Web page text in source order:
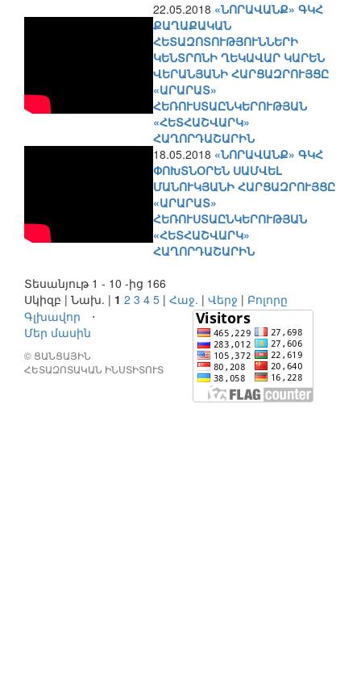
22.05.2018 «ՆՈՐԱՎԱՆՔ» ԳԿՀ
ՔԱՂԱՔԱԿԱՆ
ՀԵՏԱԶՈՏՈՒԹՅՈՒՆՆԵՐԻ
ԿԵՆՏՐՈՆԻ ՂԵԿԱՎԱՐ ԿԱՐԵՆ
ՎԵՐԱՆՅԱՆԻ ՀԱՐՑԱԶՐՈՒՅՑԸ
«ԱՐԱՐԱՏ»
ՀԵՌՈՒՍՏԱԸՆԿԵՐՈՒԹՅԱՆ
«ՀԵՏՀԱՇՎԱՐԿ»
ՀԱՂՈՐԴԱՇԱՐԻՆ
18.05.2018 «ՆՈՐԱՎԱՆՔ» ԳԿՀ
ՓՈԽՏՆՕՐԵՆ ՍԱՄՎԵԼ
ՄԱՆՈՒԿՅԱՆԻ ՀԱՐՑԱԶՐՈՒՅՑԸ
«ԱՐԱՐԱՏ»
ՀԵՌՈՒՍՏԱԸՆԿԵՐՈՒԹՅԱՆ
«ՀԵՏՀԱՇՎԱՐԿ»
ՀԱՂՈՐԴԱՇԱՐԻՆ
Տեսանյութ 1 - 10 -ից 166
Սկիզբ | Նախ. | 1 2 3 4 5 | Հաջ. | Վերջ | Բոլորը
Գլխավոր
⋅
Մեր մասին
© ՑԱՆՑԱՅԻՆ
ՀԵՏԱԶՈՏԱԿԱՆ ԻՆՍՏԻՏՈՒՏ